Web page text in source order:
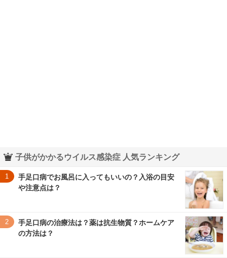
子供がかかるウイルス感染症 人気ランキング
1
手足口病でお風呂に入ってもいいの？入浴の目安
や注意点は？
2
手足口病の治療法は？薬は抗生物質？ホームケア
の方法は？